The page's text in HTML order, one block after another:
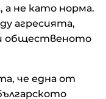
а не като норма.
агресията,
общественото
че една от